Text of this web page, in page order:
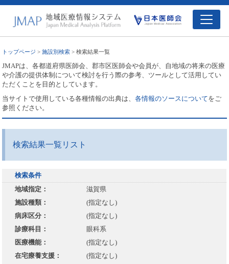
トップページ >施設別検索 > 検索結果一覧
JMAPは、各都道府県医師会、郡市区医師会や会員が、自地域の将来の医療
や介護の提供体制について検討を行う際の参考、ツールとして活用してい
ただくことを目的としています。
当サイトで使用している各種情報の出典は、各情報のソースについてをご
参照ください。
検索結果一覧リスト
検索条件
地域指定：
滋賀県
施設種類：
(指定なし)
病床区分：
(指定なし)
診療科目：
眼科系
医療機能：
(指定なし)
在宅療養支援：
(指定なし)